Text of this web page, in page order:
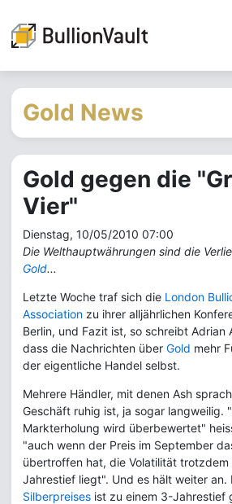
Gold News
Gold gegen die
Vier"
Dienstag, 10/05/2010 07:00
Die Welthauptwährungen sind die
Gold...
Letzte Woche traf sich die London
Association zu ihrer alljährlichen
Berlin, und Fazit ist, so schreibt Adrian
dass die Nachrichten über Gold mehr
der eigentliche Handel selbst.
Mehrere Händler, mit denen Ash
Geschäft ruhig ist, ja sogar langweilig.
Markterholung wird überbewertet"
"auch wenn der Preis im September
übertroffen hat, die Volatilität
Jahrestief liegt". Und es hält weiter an.
Silberpreises ist zu einem 3-Jahrestief